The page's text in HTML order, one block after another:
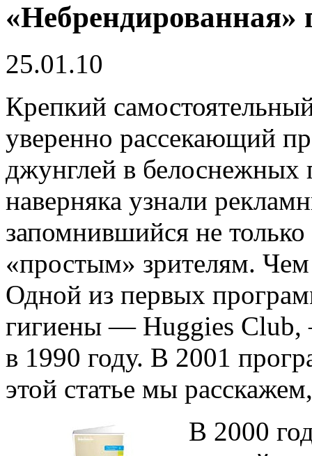
«Небрендированная»
25.01.10
Крепкий
уверенно рассекающий
джунглей в
наверняка узнали
запомнившийся не
«простым» зрителям.
Одной из первых
гигиены — Huggies Club,
в 1990 году. В 2001
этой статье мы
В 2000